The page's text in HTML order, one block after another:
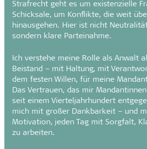
Strafrecht geht es um existenzielle
Schicksale, um Konflikte, die weit
hinausgehen. Hier ist nicht
sondern klare Parteinahme.
Ich verstehe meine Rolle als Anwalt
Beistand – mit Haltung, mit
dem festen Willen, für meine
Das Vertrauen, das mir
seit einem Vierteljahrhundert
mich mit großer Dankbarkeit – und
Motivation, jeden Tag mit Sorgfalt,
zu arbeiten.